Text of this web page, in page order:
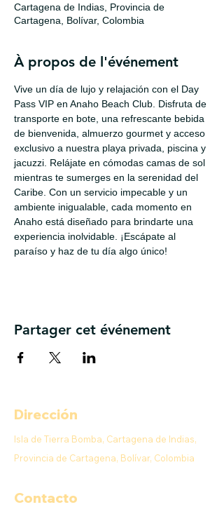
Cartagena de Indias, Provincia de
Cartagena, Bolívar, Colombia
À propos de l'événement
Vive un día de lujo y relajación con el Day
Pass VIP en Anaho Beach Club. Disfruta de
transporte en bote, una refrescante bebida
de bienvenida, almuerzo gourmet y acceso
exclusivo a nuestra playa privada, piscina y
jacuzzi. Relájate en cómodas camas de sol
mientras te sumerges en la serenidad del
Caribe. Con un servicio impecable y un
ambiente inigualable, cada momento en
Anaho está diseñado para brindarte una
experiencia inolvidable. ¡Escápate al
paraíso y haz de tu día algo único!
Partager cet événement
Dirección
Isla de Tierra Bomba, Cartagena de Indias,
Provincia de Cartagena, Bolívar, Colombia
Contacto